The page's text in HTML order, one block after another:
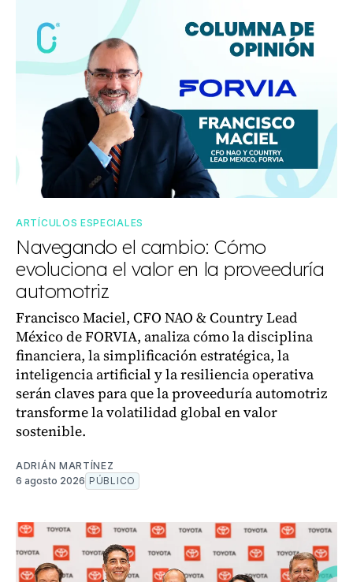
ARTÍCULOS ESPECIALES
Navegando el cambio: Cómo
evoluciona el valor en la proveeduría
automotriz
Francisco Maciel, CFO NAO & Country Lead
México de FORVIA, analiza cómo la disciplina
financiera, la simplificación estratégica, la
inteligencia artificial y la resiliencia operativa
serán claves para que la proveeduría automotriz
transforme la volatilidad global en valor
sostenible.
ADRIÁN MARTÍNEZ
6 agosto 2026 PÚBLICO